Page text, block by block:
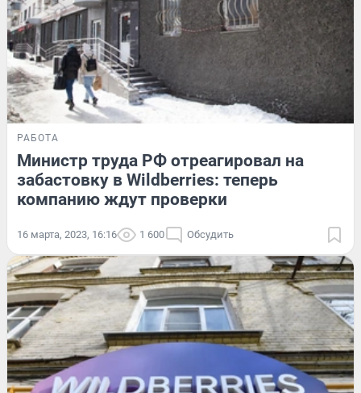
РАБОТА
Министр труда РФ отреагировал на
забастовку в Wildberries: теперь
компанию ждут проверки
16 марта, 2023, 16:16 1 600 Обсудить